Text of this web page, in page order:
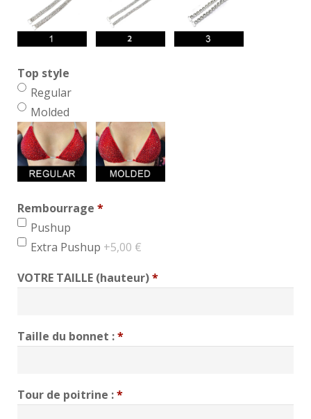
Top style
Regular
Molded
Rembourrage *
Pushup
Extra Pushup +5,00 €
VOTRE TAILLE (hauteur)*
Taille du bonnet :*
Tour de poitrine :*